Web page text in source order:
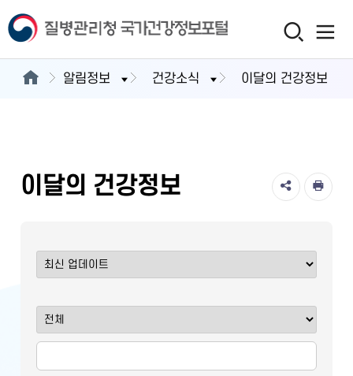
알림정보 건강소식 이달의 건강정보
이달의 건강정보